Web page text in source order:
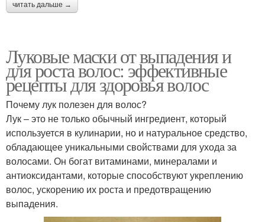
читать дальше →
Луковые маски от выпадения и
для роста волос: эффективные
рецепты для здоровья волос
Почему лук полезен для волос?
Лук – это не только обычный ингредиент, который
используется в кулинарии, но и натуральное средство,
обладающее уникальными свойствами для ухода за
волосами. Он богат витаминами, минералами и
антиоксидантами, которые способствуют укреплению
волос, ускорению их роста и предотвращению
выпадения.